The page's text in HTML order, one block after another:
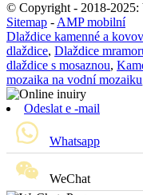
© Copyright - 2018-2025:
Sitemap - AMP mobilní
Dlaždice kamenné a
dlaždice, Dlaždice
dlaždice s mosaznou,
mozaika na vodní mozaiku
Odeslat e -mail
Whatsapp
WeChat